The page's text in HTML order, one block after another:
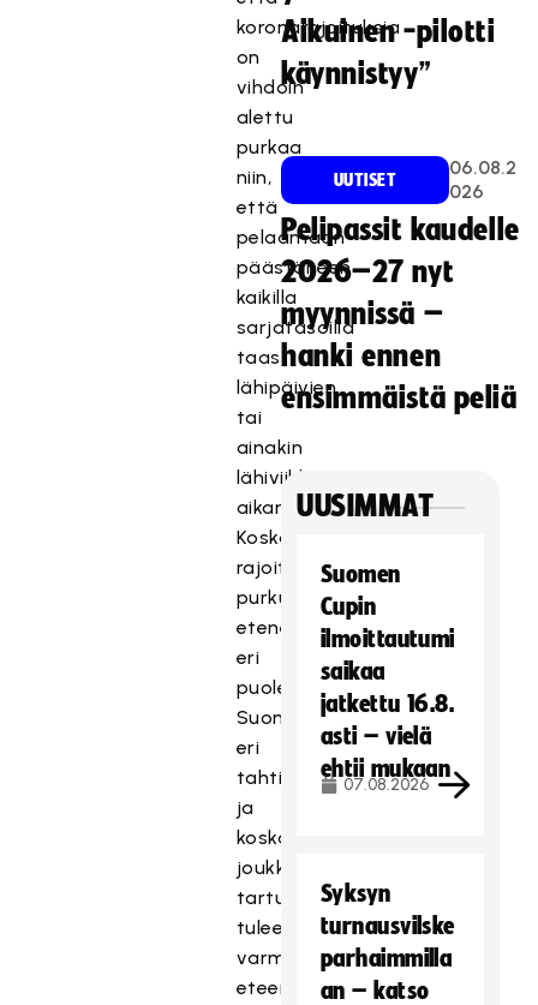
koronarajoituksia
on
vihdoin
alettu
purkaa
niin,
että
pelaamaan
päästäneen
kaikilla
sarjatasoilla
taas
lähipäivien
tai
ainakin
lähiviikkojen
aikana.
Koska
rajoitusten
purku
etenee
eri
puolella
Suomea
eri
tahtiin,
ja
koska
joukkuekohtaisia
tartuntaryppäitä
tulee
varmasti
eteen,
Aikuinen -pilotti
käynnistyy”
UUTISET
06.08.2
026
Pelipassit kaudelle
2026–27 nyt
myynnissä –
hanki ennen
ensimmäistä peliä
UUSIMMAT
Suomen
Cupin
ilmoittautumi
saikaa
jatkettu 16.8.
asti – vielä
ehtii mukaan
07.08.2026
Syksyn
turnausvilske
parhaimmilla
an – katso